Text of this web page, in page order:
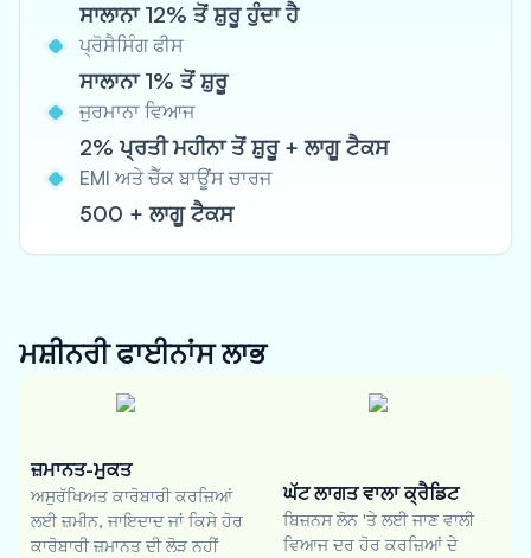
ਸਾਲਾਨਾ 12% ਤੋਂ ਸ਼ੁਰੂ ਹੁੰਦਾ ਹੈ
ਪ੍ਰੋਸੈਸਿੰਗ ਫੀਸ
ਸਾਲਾਨਾ 1% ਤੋਂ ਸ਼ੁਰੂ
ਜੁਰਮਾਨਾ ਵਿਆਜ
2% ਪ੍ਰਤੀ ਮਹੀਨਾ ਤੋਂ ਸ਼ੁਰੂ + ਲਾਗੂ ਟੈਕਸ
EMI ਅਤੇ ਚੈੱਕ ਬਾਊਂਸ ਚਾਰਜ
500 + ਲਾਗੂ ਟੈਕਸ
ਮਸ਼ੀਨਰੀ ਫਾਈਨਾਂਸਲਾਭ
ਜ਼ਮਾਨਤ-ਮੁਕਤ
ਅਸੁਰੱਖਿਅਤ ਕਾਰੋਬਾਰੀ ਕਰਜ਼ਿਆਂ
ਲਈ ਜ਼ਮੀਨ, ਜਾਇਦਾਦ ਜਾਂ ਕਿਸੇ ਹੋਰ
ਕਾਰੋਬਾਰੀ ਜ਼ਮਾਨਤ ਦੀ ਲੋੜ ਨਹੀਂ
ਘੱਟ ਲਾਗਤ ਵਾਲਾ ਕ੍ਰੈਡਿਟ
ਬਿਜ਼ਨਸ ਲੋਨ 'ਤੇ ਲਈ ਜਾਣ ਵਾਲੀ
ਵਿਆਜ ਦਰ ਹੋਰ ਕਰਜ਼ਿਆਂ ਦੇ